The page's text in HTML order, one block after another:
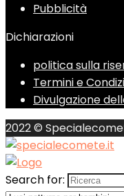
Pubblicità
Dichiarazioni
politica sulla
Termini e
Divulgazione
2022 ©
Search for: